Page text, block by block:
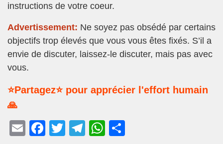
instructions de votre coeur.
Advertissement: Ne soyez pas obsédé par certains
objectifs trop élevés que vous vous êtes fixés. S’il a
envie de discuter, laissez-le discuter, mais pas avec
vous.
⭐Partagez⭐ pour apprécier l'effort humain
🙏
E
F
T
T
W